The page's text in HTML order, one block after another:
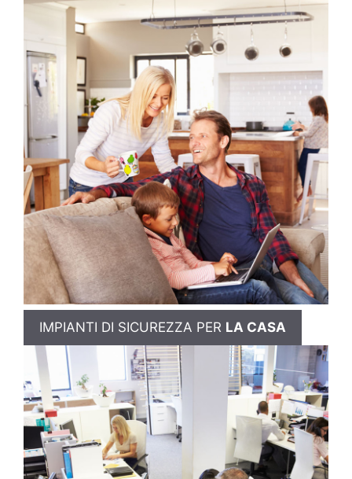
IMPIANTI DI SICUREZZA PER LA CASA